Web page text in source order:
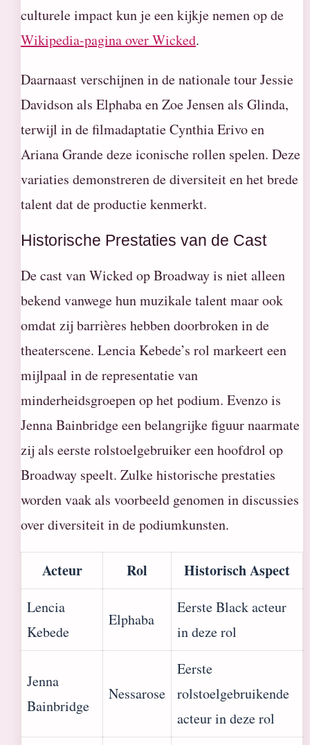
culturele impact kun je een kijkje nemen op de
Wikipedia-pagina over Wicked.
Daarnaast verschijnen in de nationale tour Jessie
Davidson als Elphaba en Zoe Jensen als Glinda,
terwijl in de filmadaptatie Cynthia Erivo en
Ariana Grande deze iconische rollen spelen. Deze
variaties demonstreren de diversiteit en het brede
talent dat de productie kenmerkt.
Historische Prestaties van de Cast
De cast van Wicked op Broadway is niet alleen
bekend vanwege hun muzikale talent maar ook
omdat zij barrières hebben doorbroken in de
theaterscene. Lencia Kebede’s rol markeert een
mijlpaal in de representatie van
minderheidsgroepen op het podium. Evenzo is
Jenna Bainbridge een belangrijke figuur naarmate
zij als eerste rolstoelgebruiker een hoofdrol op
Broadway speelt. Zulke historische prestaties
worden vaak als voorbeeld genomen in discussies
over diversiteit in de podiumkunsten.
Acteur Rol Historisch Aspect
Lencia
Kebede
Elphaba
Eerste Black acteur
in deze rol
Jenna
Bainbridge
Nessarose
Eerste
rolstoelgebruikende
acteur in deze rol